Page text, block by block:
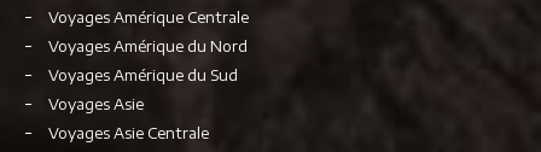
Voyages Amérique Centrale
Voyages Amérique du Nord
Voyages Amérique du Sud
Voyages Asie
Voyages Asie Centrale